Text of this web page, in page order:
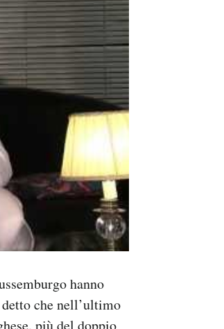
hanno
che nell’ultimo
più del doppio